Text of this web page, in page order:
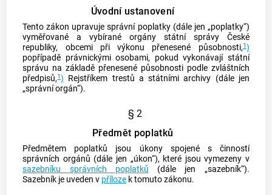
Úvodní ustanovení
Tento zákon upravuje správní poplatky (dále jen „poplatky“)
vyměřované a vybírané orgány státní správy České
republiky, obcemi při výkonu přenesené působnosti,1)
popřípadě právnickými osobami, pokud vykonávají státní
správu na základě přenesené působnosti podle zvláštních
předpisů,1) Rejstříkem trestů a státními archivy (dále jen
„správní orgán“).
§ 2
Předmět poplatků
Předmětem poplatků jsou úkony spojené s činností
správních orgánů (dále jen „úkon“), které jsou vymezeny v
sazebníku správních poplatků (dále jen „sazebník“).
Sazebník je uveden v příloze k tomuto zákonu.